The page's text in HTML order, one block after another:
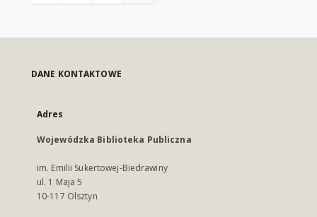
DANE KONTAKTOWE
Adres
Wojewódzka Biblioteka Publiczna
im. Emilii Sukertowej-Biedrawiny
ul. 1 Maja 5
10-117 Olsztyn